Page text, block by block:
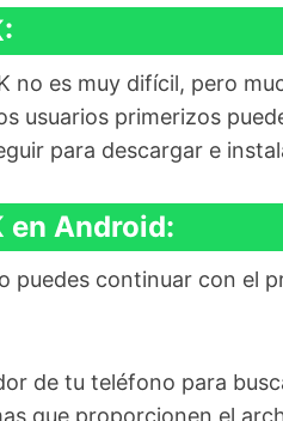
no es muy difícil, pero
usuarios primerizos
para descargar e
en Android:
puedes continuar con el
de tu teléfono para
que proporcionen el